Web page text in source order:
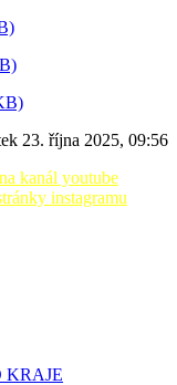
23. října 2025, 09:56
KRAJE